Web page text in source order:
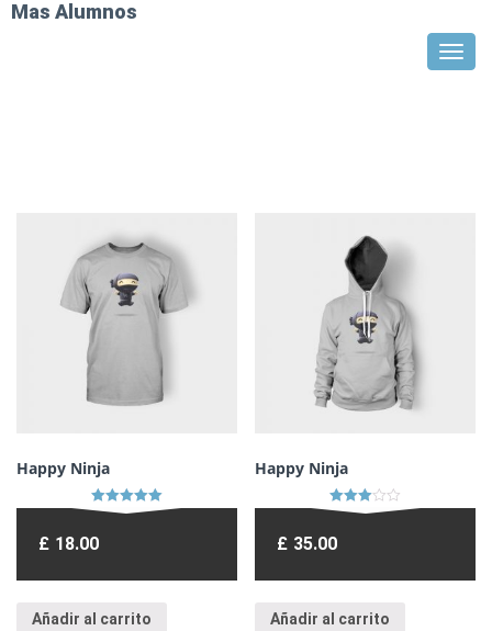
Mas Alumnos
Happy Ninja
Valorado en
de 5
£ 18.00
Añadir al carrito
Happy Ninja
Valorado
3.00
de 5
£ 35.00
Añadir al carrito